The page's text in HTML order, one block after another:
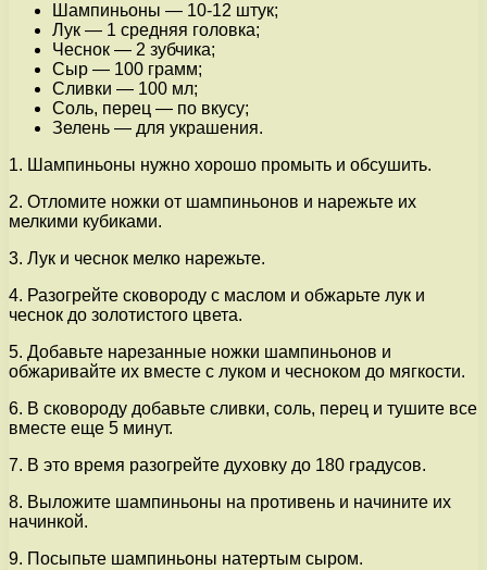
Шампиньоны — 10-12 штук;
Лук — 1 средняя головка;
Чеснок — 2 зубчика;
Сыр — 100 грамм;
Сливки — 100 мл;
Соль, перец — по вкусу;
Зелень — для украшения.
1. Шампиньоны нужно хорошо промыть и обсушить.
2. Отломите ножки от шампиньонов и нарежьте их
мелкими кубиками.
3. Лук и чеснок мелко нарежьте.
4. Разогрейте сковороду с маслом и обжарьте лук и
чеснок до золотистого цвета.
5. Добавьте нарезанные ножки шампиньонов и
обжаривайте их вместе с луком и чесноком до мягкости.
6. В сковороду добавьте сливки, соль, перец и тушите все
вместе еще 5 минут.
7. В это время разогрейте духовку до 180 градусов.
8. Выложите шампиньоны на противень и начините их
начинкой.
9. Посыпьте шампиньоны натертым сыром.